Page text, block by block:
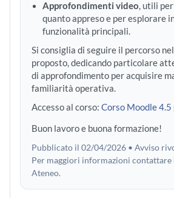
Approfondimenti video, utili
quanto appreso e per esplorare
funzionalità principali.
Si consiglia di seguire il percorso
proposto, dedicando particolare
di approfondimento per acquisire
familiarità operativa.
Accesso al corso: Corso Moodle 4.5
Buon lavoro e buona formazione!
Pubblicato il 02/04/2026 • Avviso
Per maggiori informazioni contattare
Ateneo.